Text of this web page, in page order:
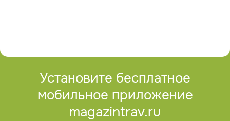
Установите бесплатное
мобильное приложение
magazintrav.ru